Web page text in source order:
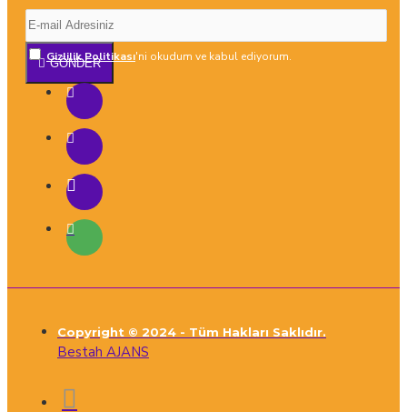
GÖNDER
Gizlilik Politikası'ni okudum ve kabul ediyorum.
Copyright © 2024 - Tüm Hakları Saklıdır.
Bestah AJANS